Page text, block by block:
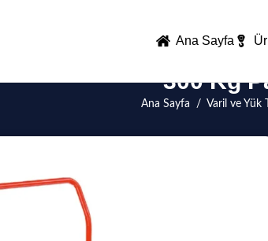
Ana Sayfa
300 Kg
Ana Sayfa / Varil ve Yük